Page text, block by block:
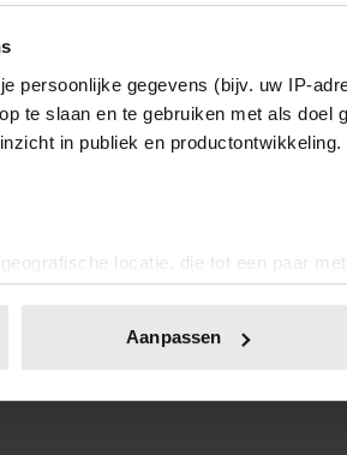
persoonlijke gegevens (bijv. uw IP-
te slaan en te gebruiken met als doel
in publiek en
locatie, die tot een paar
actief te scannen op specifieke
intrekken in de Cookieverklaring.
te personaliseren, om
we informatie over uw gebruik van
Aanpassen